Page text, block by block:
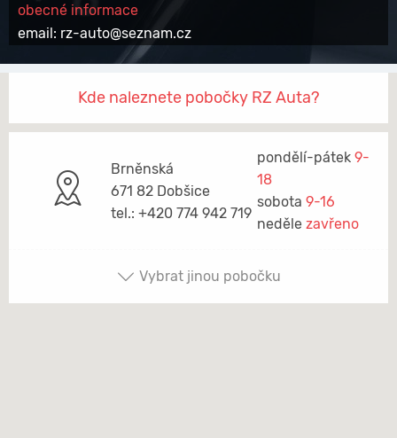
obecné informace
email: rz-auto@seznam.cz
Kde naleznete pobočky RZ Auta?
Brněnská
671 82 Dobšice
tel.: +420 774 942 719
pondělí-pátek 9-
18
sobota 9-16
neděle zavřeno
Vybrat jinou pobočku